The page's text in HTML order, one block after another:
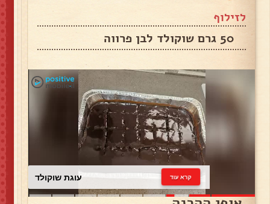
לזילוף
50 גרם שוקולד לבן פרווה
עוגת שוקולד קרא עוד